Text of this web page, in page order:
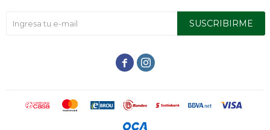
SUSCRIBIRME
 